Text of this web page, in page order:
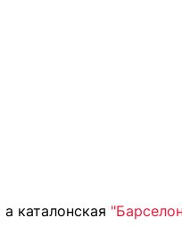
а каталонская